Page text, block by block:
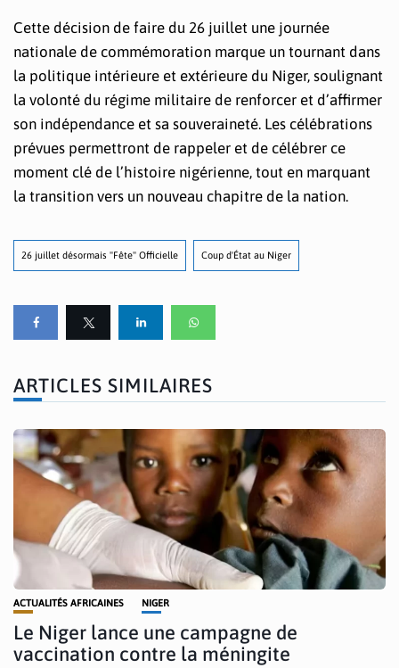
Cette décision de faire du 26 juillet une journée
nationale de commémoration marque un tournant dans
la politique intérieure et extérieure du Niger, soulignant
la volonté du régime militaire de renforcer et d’affirmer
son indépendance et sa souveraineté. Les célébrations
prévues permettront de rappeler et de célébrer ce
moment clé de l’histoire nigérienne, tout en marquant
la transition vers un nouveau chapitre de la nation.
26 juillet désormais "Fête" Officielle Coup d'État au Niger
ARTICLES SIMILAIRES
ACTUALITÉS AFRICAINES NIGER
Le Niger lance une campagne de
vaccination contre la méningite